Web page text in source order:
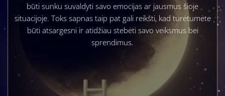
būti sunku suvaldyti savo emocijas ar jausmus šioje
situacijoje. Toks sapnas taip pat gali reikšti, kad turėtumėte
būti atsargesni ir atidžiau stebėti savo veiksmus bei
sprendimus.